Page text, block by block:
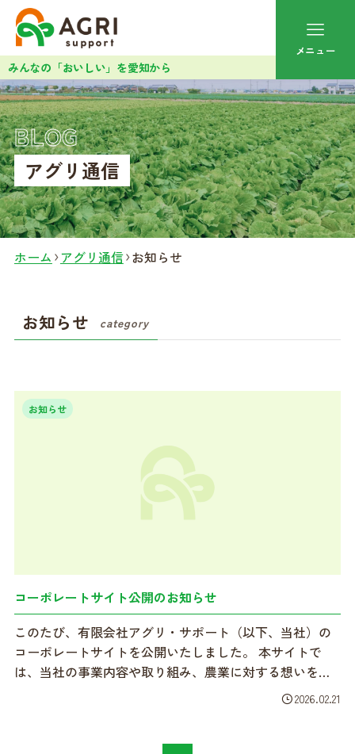
みんなの「おいしい」を愛知から
メニュー
アグリ通信
BLOG
ホーム アグリ通信 お知らせ
お知らせ category
お知らせ
コーポレートサイト公開のお知らせ
このたび、有限会社アグリ・サポート（以下、当社）の
コーポレートサイトを公開いたしました。 本サイトで
は、当社の事業内容や取り組み、農業に対する想いをよ
2026.02.21